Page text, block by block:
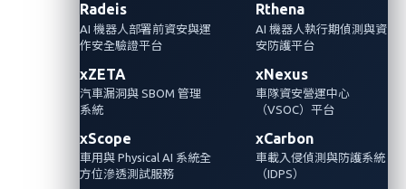
Radeis
AI 機器人部署前資安與運
作安全驗證平台
xZETA
汽車漏洞與 SBOM 管理
系統
xScope
車用與 Physical AI 系統全
方位滲透測試服務
Rthena
AI 機器人執行期偵測與資
安防護平台
xNexus
車隊資安營運中心
（VSOC）平台
xCarbon
車載入侵偵測與防護系統
（IDPS）
2024年2月26日
VicOne
汽車產品安全平台中發現的遠端程式碼執行漏
洞以及最近披露的 IT 軟體產品中的類似缺陷強
調了整個軟體生命週期中持續品質控制的重要